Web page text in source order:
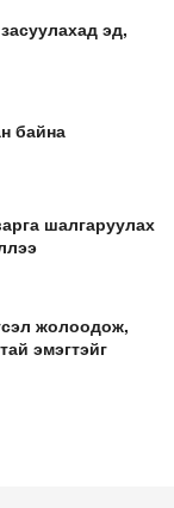
эд,
байна
шалгаруулах
жолоодож,
эмэгтэйг